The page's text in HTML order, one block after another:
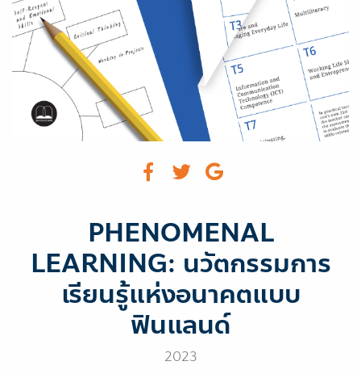
PHENOMENAL
LEARNING: นวัตกรรมการ
เรียนรู้แห่งอนาคตแบบ
ฟินแลนด์
2023